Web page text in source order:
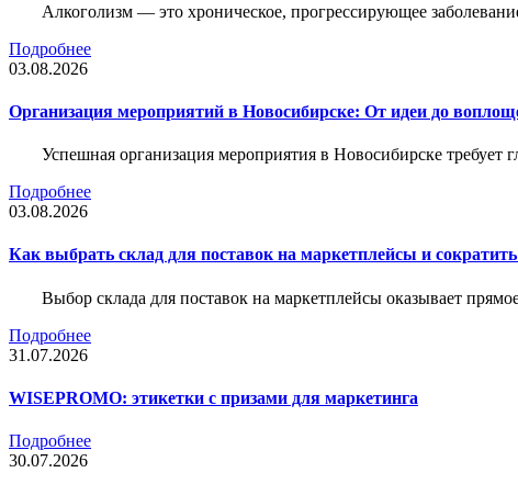
Алкоголизм — это хроническое, прогрессирующее
Подробнее
03.08.2026
Организация мероприятий в Новосибирске: От идеи до
Успешная организация мероприятия в Новосибирске
Подробнее
03.08.2026
Как выбрать склад для поставок на маркетплейсы и
Выбор склада для поставок на маркетплейсы оказывает
Подробнее
31.07.2026
WISEPROMO: этикетки с призами для маркетинга
Подробнее
30.07.2026